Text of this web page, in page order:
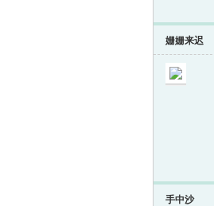
姗姗来迟
手中沙